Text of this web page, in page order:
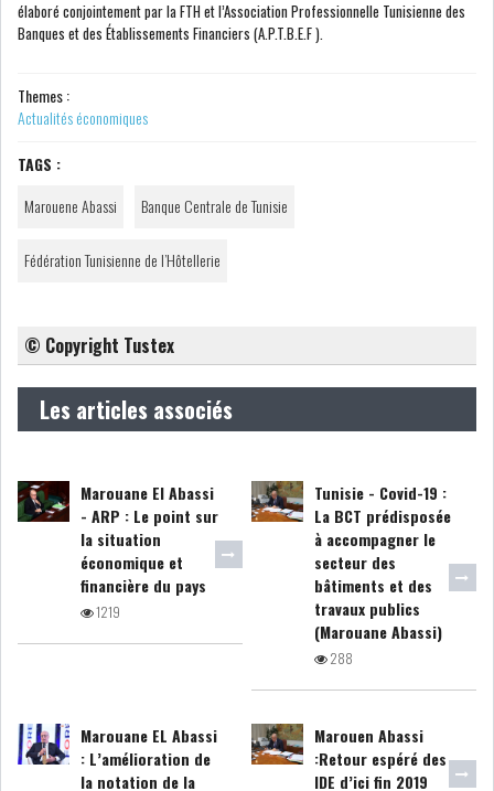
ZOOM ENTREPRISE
HISTORIQUE DES ZOOMS
HISTORIQUE ANALYSES HEBDOMADAIRES
SICAV
RSS ANALYSES QUOTIDIENNES
RSS ANALYSES HEBDOMADAIRES
RSS ZOOMS
SECTEURS
ASSURANCES PHARMACEUTIQUE
élaboré conjointement par la FTH et l’Association Professionnelle Tunisienne des
Banques et des Établissements Financiers (A.P.T.B.E.F ).
Themes :
Actualités économiques
TAGS :
Marouene Abassi
Banque Centrale de Tunisie
Fédération Tunisienne de l’Hôtellerie
© Copyright Tustex
Les articles associés
Marouane El Abassi
- ARP : Le point sur
la situation
économique et
financière du pays
1219
Tunisie - Covid-19 :
La BCT prédisposée
à accompagner le
secteur des
bâtiments et des
travaux publics
(Marouane Abassi)
288
Marouane EL Abassi
: L’amélioration de
la notation de la
Marouen Abassi
:Retour espéré des
IDE d’ici fin 2019